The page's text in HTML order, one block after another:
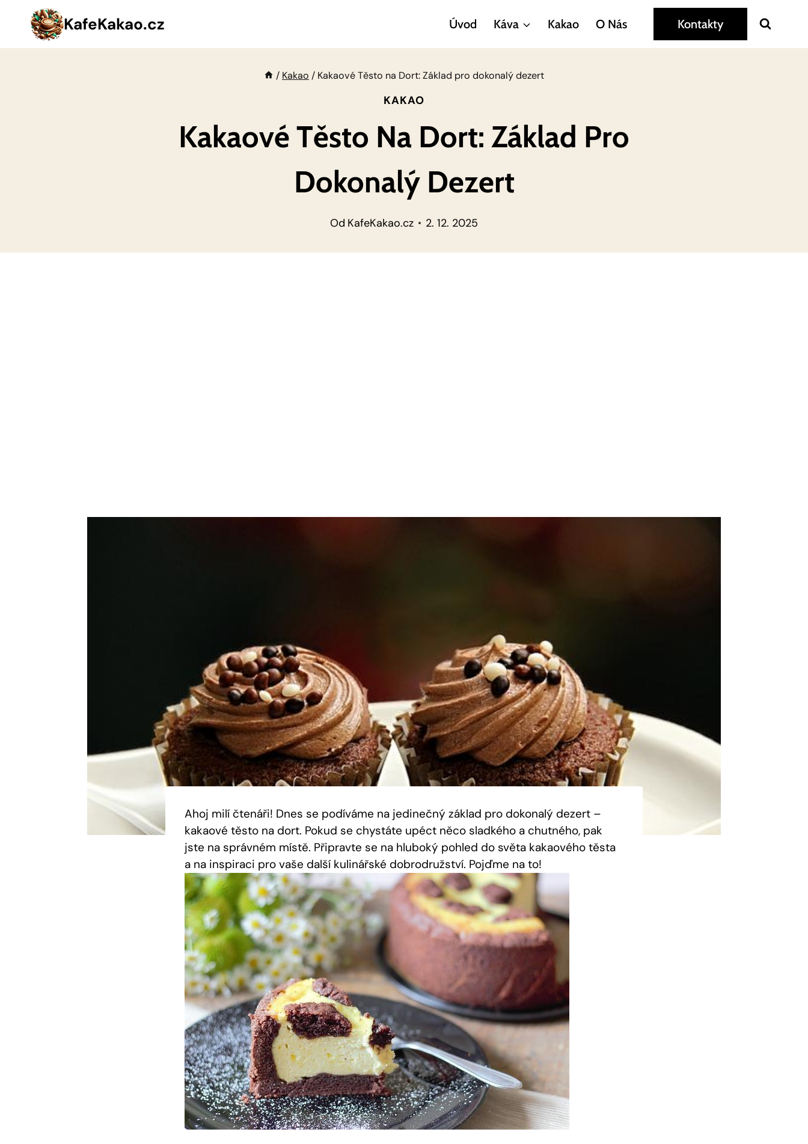
Přeskočit
KafeKakao.cz Úvod Káva Kakao O Nás Kontakty
/ Kakao / Kakaové Těsto na Dort: Základ pro dokonalý dezert
KAKAO
Kakaové Těsto Na Dort: Základ Pro
Dokonalý Dezert
Od KafeKakao.cz 2. 12. 2025
Ahoj milí čtenáři! Dnes se podíváme na jedinečný základ⁣ pro dokonalý dezert –
kakaové těsto na dort. Pokud​ se ⁣chystáte upéct ⁤něco sladkého a⁤ chutného,⁤ pak
jste‍ na správném místě. Připravte se na hluboký pohled do světa kakaového⁤ těsta
a‌ na inspiraci ‍pro vaše⁢ další kulinářské⁤ dobrodružství.‍ Pojďme na to!